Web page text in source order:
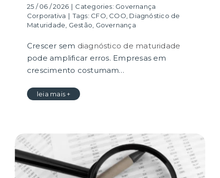
25 / 06 / 2026 | Categories: Governança
Corporativa | Tags: CFO COO Diagnóstico de
Maturidade Gestão Governança
Crescer sem diagnóstico de maturidade
pode amplificar erros. Empresas em
crescimento costumam…
leia mais +